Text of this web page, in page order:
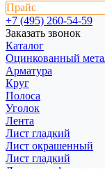
Прайс
+7 (495) 260-54-59
Заказать звонок
Каталог
Оцинкованный
Арматура
Круг
Полоса
Уголок
Лента
Лист гладкий
Лист окрашенный
Лист гладкий